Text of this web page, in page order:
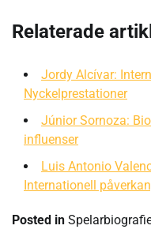
Relaterade
Jordy Alcívar:
Nyckelprestationer
Júnior Sornoza:
influenser
Luis Antonio
Internationell
Posted in